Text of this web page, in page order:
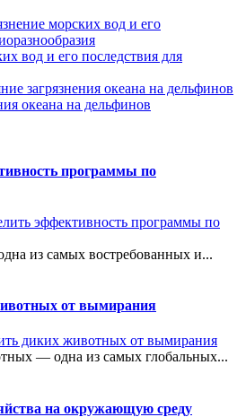
вод и его последствия для
океана на дельфинов
программы по
из самых востребованных и...
от вымирания
— одна из самых глобальных...
на окружающую среду